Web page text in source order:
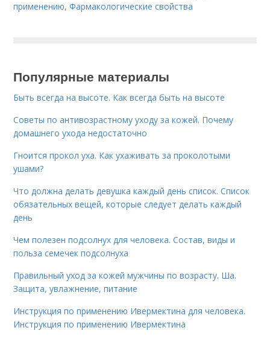
применению,Фармакологические свойства
Популярные материалы
Быть всегда на высоте. Как всегда быть на высоте
Советы по антивозрастному уходу за кожей. Почему
домашнего ухода недостаточно
Гноится прокол уха. Как ухаживать за проколотыми
ушами?
Что должна делать девушка каждый день список. Список
обязательных вещей, которые следует делать каждый
день
Чем полезен подсолнух для человека. Состав, виды и
польза семечек подсолнуха
Правильный уход за кожей мужчины по возрасту. Ша.
Защита, увлажнение, питание
Инструкция по применению Ивермектина для человека.
Инструкция по применению Ивермектина